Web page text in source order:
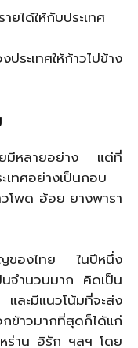
ยได้ให้กับประเทศ
ะเทศให้ก้าวไปข้าง
ยมีหลายอย่าง แต่ที่
เทศอย่างเป็นกอบ
วโพด อ้อย ยางพารา
ของไทย ในปีหนึ่ง
นจำนวนมาก คิดเป็น
ละมีแนวโน้มที่จะส่ง
ข้าวมากที่สุดก็ได้แก่
ร่าน อิรัก ฯลฯ โดย